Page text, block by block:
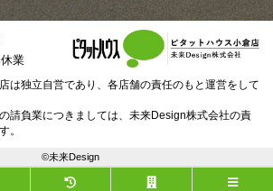
業
は独立自営であり、各店舗の責任のもと運営をして
請負業につきましては、未来Design株式会社の責
。
©未来Design